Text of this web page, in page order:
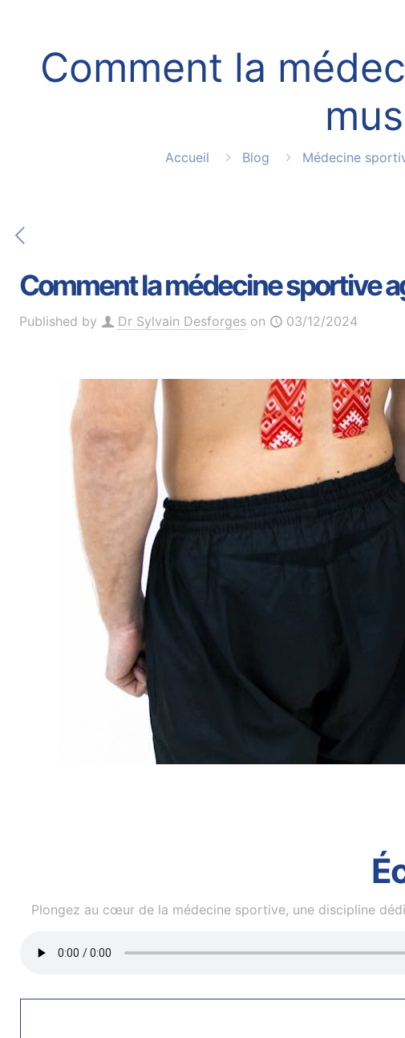
Comment la
Accueil Blog Médecine
Comment la médecine sportive
Published by Dr Sylvain Desforges on 03/12/2024
Plongez au cœur de la médecine sportive, une discipline